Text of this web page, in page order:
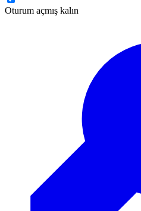
Oturum açmış kalın